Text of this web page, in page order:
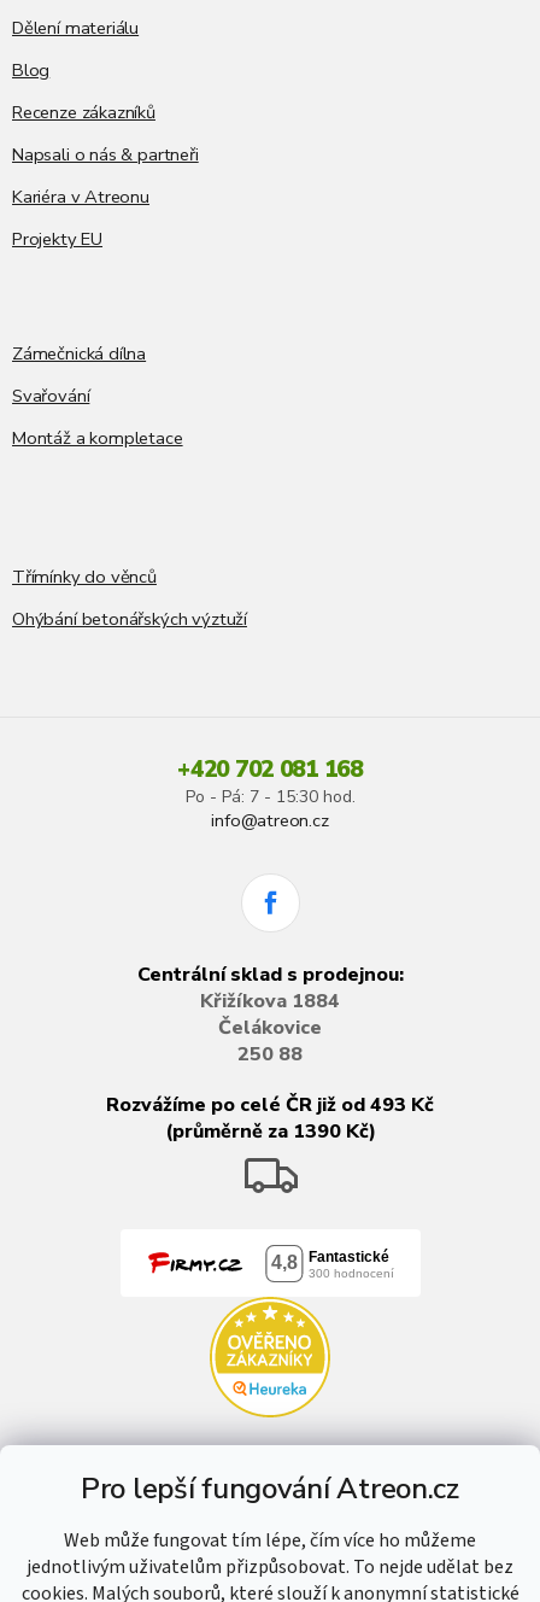
Pro lepší fungování Atreon.cz
Web může fungovat tím lépe, čím více ho můžeme
jednotlivým uživatelům přizpůsobovat. To nejde udělat bez
cookies. Malých souborů, které slouží k anonymní statistické
Dělení materiálu
Blog
Recenze zákazníků
Napsali o nás & partneři
Kariéra v Atreonu
Projekty EU
Zámečnická dílna
Svařování
Montáž a kompletace
Třímínky do věnců
Ohýbání betonářských výztuží
+420 702 081 168
Po - Pá: 7 - 15:30 hod.
info@atreon.cz
Centrální sklad s prodejnou:
Křižíkova 1884
Čelákovice
250 88
Rozvážíme po celé ČR již od 493 Kč
(průměrně za 1390 Kč)